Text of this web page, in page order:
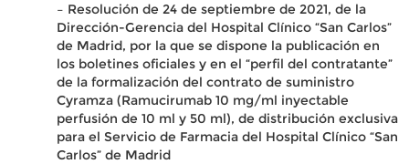
– Resolución de 24 de septiembre de 2021, de la
Dirección-Gerencia del Hospital Clínico “San Carlos”
de Madrid, por la que se dispone la publicación en
los boletines oficiales y en el “perfil del contratante”
de la formalización del contrato de suministro
Cyramza (Ramucirumab 10 mg/ml inyectable
perfusión de 10 ml y 50 ml), de distribución exclusiva
para el Servicio de Farmacia del Hospital Clínico “San
Carlos” de Madrid